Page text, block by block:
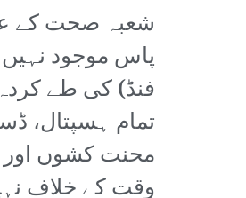
شعبہ صحت کے
فنڈ) کی طے
تمام ہسپتال،
محنت کشوں